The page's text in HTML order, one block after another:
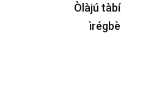
Òlàjú tàbí
ìrégbè